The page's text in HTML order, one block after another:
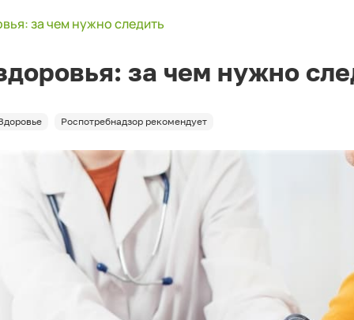
за чем нужно следить
за чем нужно
Роспотребнадзор рекомендует